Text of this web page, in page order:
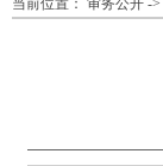
当前位置： 审务公开 ->